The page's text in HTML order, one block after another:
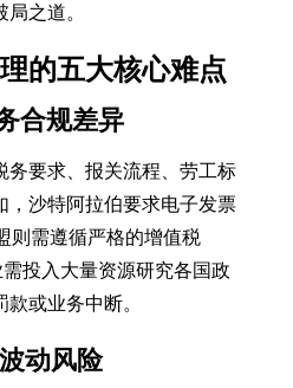
之道。
的五大核心难点
合规差异
务要求、报关流程、劳工标
，沙特阿拉伯要求电子发票
则需遵循严格的增值税
需投入大量资源研究各国政
或业务中断。
动风险